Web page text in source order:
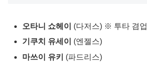
오타니 쇼헤이
(다저스) ※ 투타 겸업
기쿠치 유세이
(엔젤스)
마쓰이 유키
(파드리스)